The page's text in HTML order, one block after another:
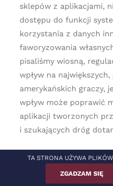
sklepów z aplikacjami,
dostępu do funkcji
korzystania z danych
faworyzowania
pisaliśmy wiosną,
wpływ na największych,
amerykańskich graczy,
wpływ może poprawić
aplikacji tworzonych
i szukających dróg
Komisja Europejska w
wskazała
6
dostępu” oraz 22
TA STRONA UŻYWA
ZGADZAM SIĘ